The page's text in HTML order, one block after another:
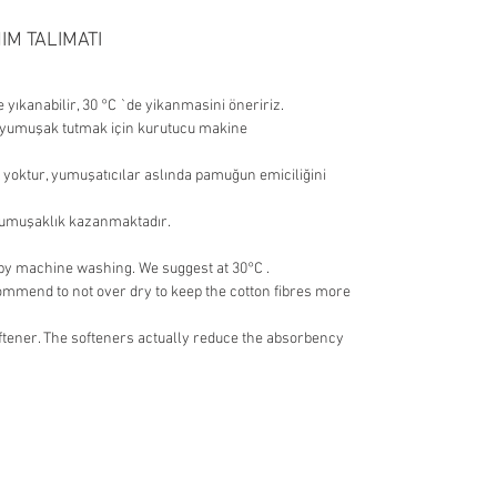
ambalajı bozulmamış olarak iade edilmesi
gerekmektedir. Aksi halde gönderilen iadeler
Ürünlerin iadesine ait kargo ücreti size aittir.
TALIMATI
30 °C `de yikanmasini öneririz.
tutmak için kurutucu makine
yumuşatıcılar aslında pamuğun emiciliğini
kazanmaktadır.
machine washing. We suggest at 30°C .
to not over dry to keep the cotton fibres more
The softeners actually reduce the absorbency